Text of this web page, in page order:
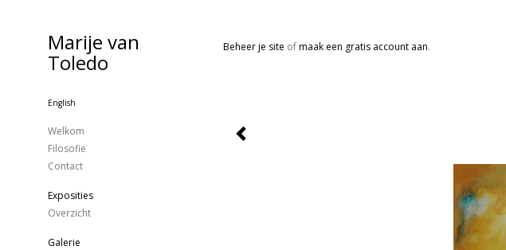
Beheer je site ofmaak een gratis account aan.
Marije van
Toledo
English
Welkom
Filosofie
Contact
Exposities
Overzicht
Galerie